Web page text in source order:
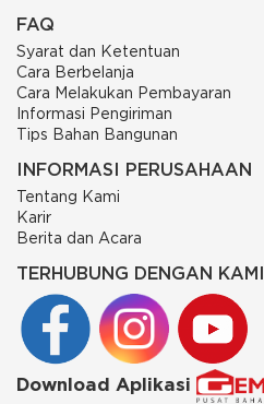
FAQ
Syarat dan Ketentuan
Cara Berbelanja
Cara Melakukan Pembayaran
Informasi Pengiriman
Tips Bahan Bangunan
INFORMASI PERUSAHAAN
Tentang Kami
Karir
Berita dan Acara
TERHUBUNG DENGAN KAMI
Download Aplikasi